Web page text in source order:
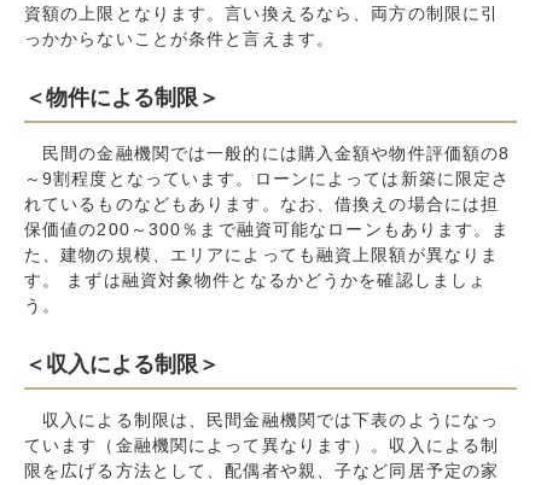
資額の上限となります。言い換えるなら、両方の制限に引
っかからないことが条件と言えます。
＜物件による制限＞
民間の金融機関では一般的には購入金額や物件評価額の8
～9割程度となっています。ローンによっては新築に限定さ
れているものなどもあります。なお、借換えの場合には担
保価値の200～300％まで融資可能なローンもあります。ま
た、建物の規模、エリアによっても融資上限額が異なりま
す。 まずは融資対象物件となるかどうかを確認しましょ
う。
＜収入による制限＞
収入による制限は、民間金融機関では下表のようになっ
ています（金融機関によって異なります）。収入による制
限を広げる方法として、配偶者や親、子など同居予定の家